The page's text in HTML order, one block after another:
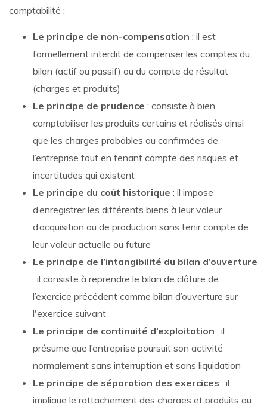
comptabilité :
Le principe de non-compensation : il est
formellement interdit de compenser les comptes du
bilan (actif ou passif) ou du compte de résultat
(charges et produits)
Le principe de prudence : consiste à bien
comptabiliser les produits certains et réalisés ainsi
que les charges probables ou confirmées de
l’entreprise tout en tenant compte des risques et
incertitudes qui existent
Le principe du coût historique : il impose
d’enregistrer les différents biens à leur valeur
d’acquisition ou de production sans tenir compte de
leur valeur actuelle ou future
Le principe de l’intangibilité du bilan d’ouverture
: il consiste à reprendre le bilan de clôture de
l’exercice précédent comme bilan d’ouverture sur
l'exercice suivant
Le principe de continuité d’exploitation : il
présume que l’entreprise poursuit son activité
normalement sans interruption et sans liquidation
Le principe de séparation des exercices : il
implique le rattachement des charges et produits au